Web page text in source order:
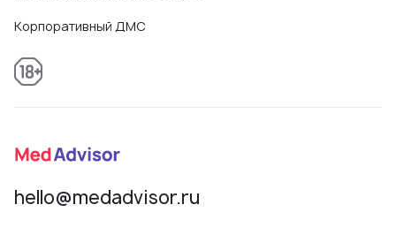
Корпоративный ДМС
hello@medadvisor.ru